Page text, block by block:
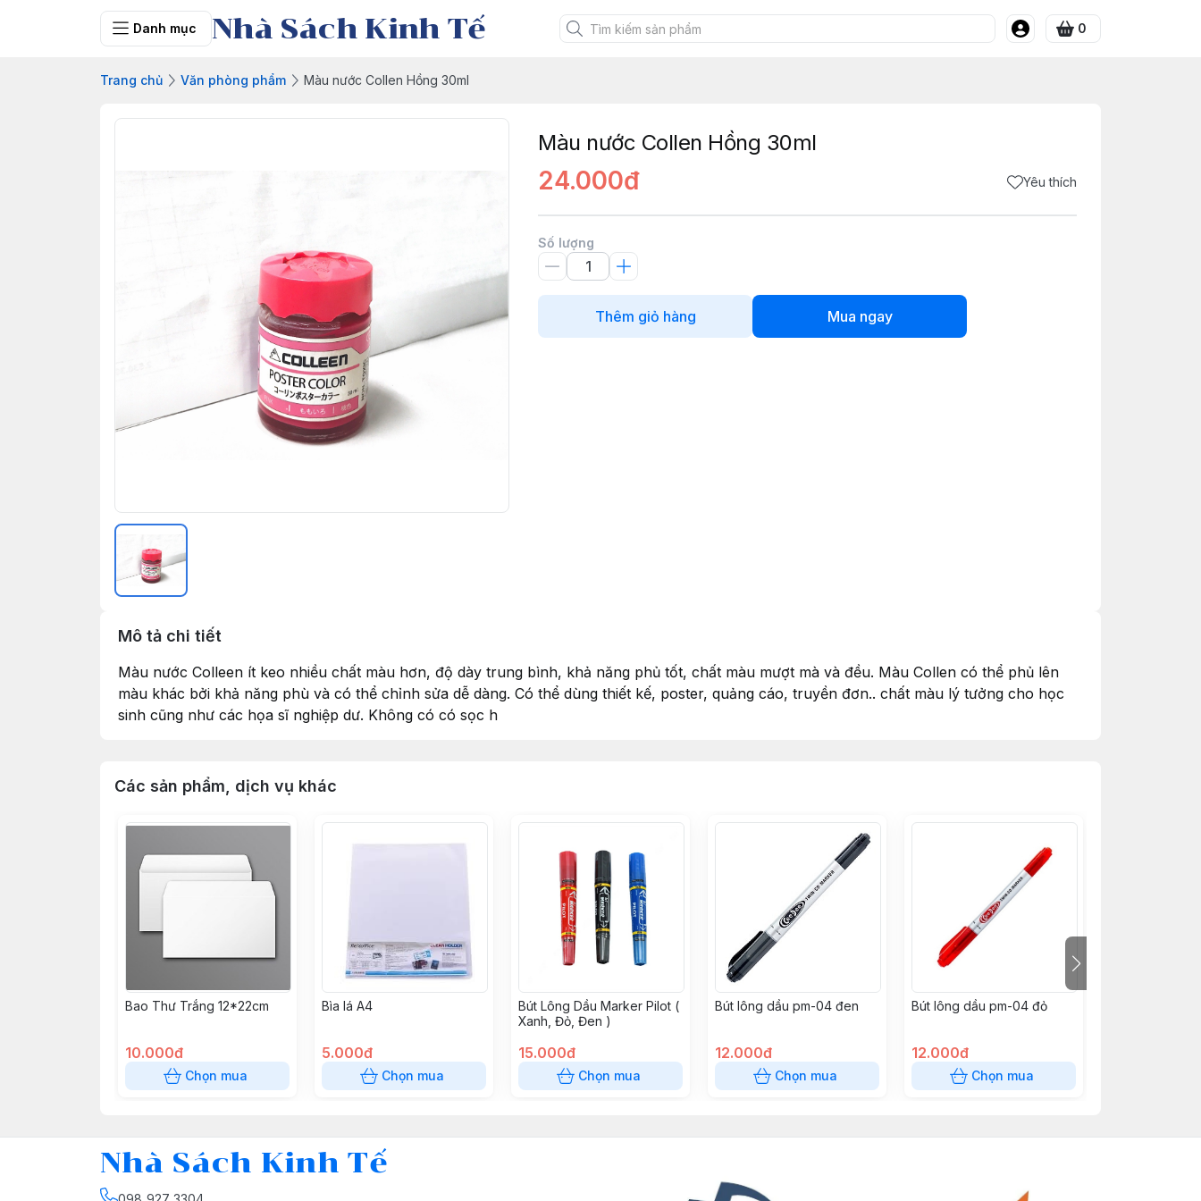
Danh mục Nhà Sách Kinh Tế 0
Trang chủ Văn phòng phẩm Màu nước Collen Hồng 30ml
Màu nước Collen Hồng 30ml
24.000đ Yêu thích
Số lượng
Thêm giỏ hàng Mua ngay
Mô tả chi tiết
Màu nước Colleen ít keo nhiều chất màu hơn, độ dày trung bình, khả năng phủ tốt, chất màu mượt mà và đều. Màu Collen có thể phủ lên
màu khác bởi khả năng phù và có thể chỉnh sửa dễ dàng. Có thể dùng thiết kế, poster, quảng cáo, truyền đơn.. chất màu lý tưởng cho học
sinh cũng như các họa sĩ nghiệp dư. Không có có sọc h
Các sản phẩm, dịch vụ khác
Bao Thư Trắng 12*22cm
10.000đ
Chọn mua
Bìa lá A4
5.000đ
Chọn mua
Bút Lông Dầu Marker Pilot (
Xanh, Đỏ, Đen )
15.000đ
Chọn mua
Bút lông dầu pm-04 đen
12.000đ
Chọn mua
Bút lông dầu pm-04 đỏ
12.000đ
Chọn mua
Nhà Sách Kinh Tế